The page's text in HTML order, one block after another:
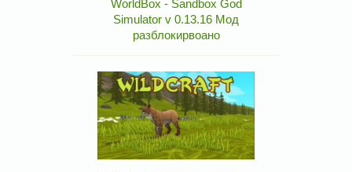
WorldBox - Sandbox God
Simulator v 0.13.16 Мод
разблокирвоано